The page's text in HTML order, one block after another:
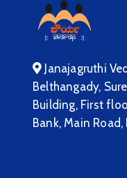
Janajagruthi
Belthangady,
Building, First
Bank, Main